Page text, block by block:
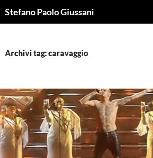
alStefano Paolo Giussani
Archivi tag: caravaggio